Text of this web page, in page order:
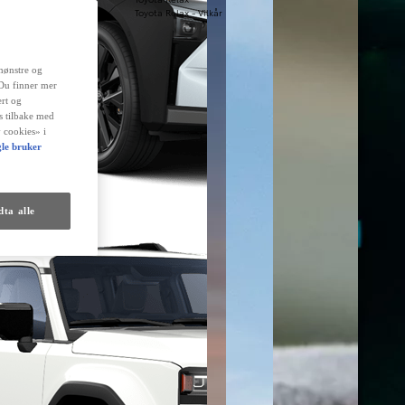
Toyota Relax - Vilkår
og
finner mer
og
tilbake med
i
bruker
alle